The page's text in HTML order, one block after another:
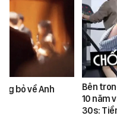
bỏ về Anh
Bên
10 năm
30s: